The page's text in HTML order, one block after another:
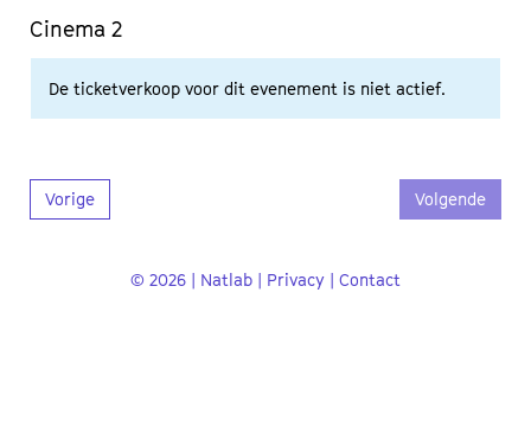
Cinema 2
De ticketverkoop voor dit evenement is niet actief.
Vorige Volgende
© 2026 | Natlab | Privacy | Contact